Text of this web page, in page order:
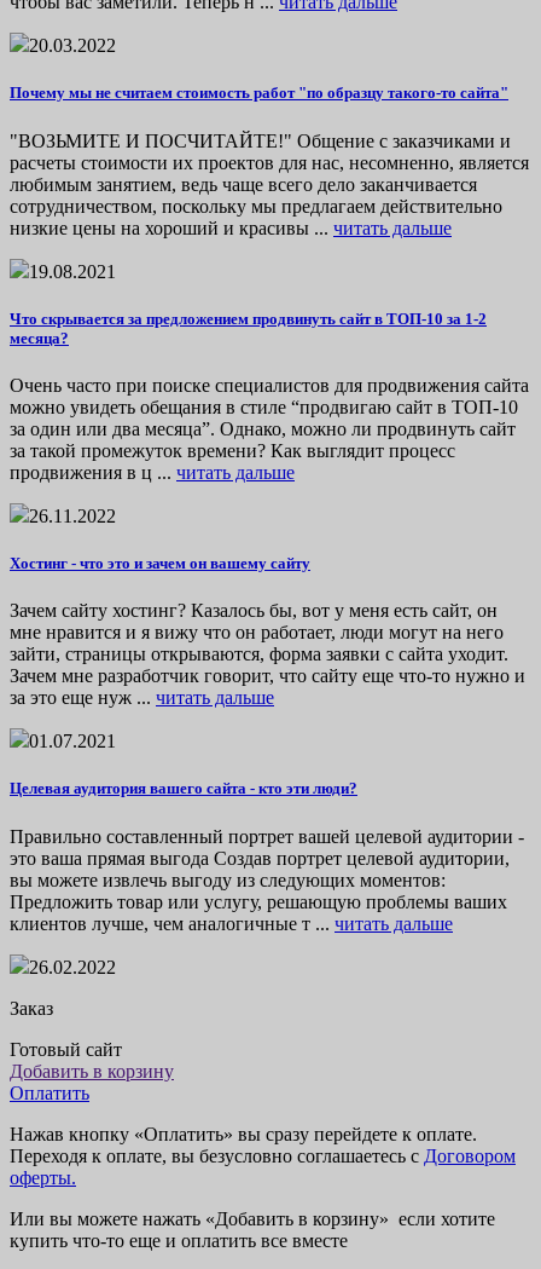
20.03.2022
Почему мы не считаем стоимость работ "по образцу такого-то сайта"
"ВОЗЬМИТЕ И ПОСЧИТАЙТЕ!" Общение с заказчиками и
расчеты стоимости их проектов для нас, несомненно, является
любимым занятием, ведь чаще всего дело заканчивается
сотрудничеством, поскольку мы предлагаем действительно
низкие цены на хороший и красивы ... читать дальше
19.08.2021
Что скрывается за предложением продвинуть сайт в ТОП-10 за 1-2
месяца?
Очень часто при поиске специалистов для продвижения сайта
можно увидеть обещания в стиле “продвигаю сайт в ТОП-10
за один или два месяца”. Однако, можно ли продвинуть сайт
за такой промежуток времени? Как выглядит процесс
продвижения в ц ... читать дальше
26.11.2022
Хостинг - что это и зачем он вашему сайту
Зачем сайту хостинг? Казалось бы, вот у меня есть сайт, он
мне нравится и я вижу что он работает, люди могут на него
зайти, страницы открываются, форма заявки с сайта уходит.
Зачем мне разработчик говорит, что сайту еще что-то нужно и
за это еще нуж ... читать дальше
01.07.2021
Целевая аудитория вашего сайта - кто эти люди?
Правильно составленный портрет вашей целевой аудитории -
это ваша прямая выгода Создав портрет целевой аудитории,
вы можете извлечь выгоду из следующих моментов:
Предложить товар или услугу, решающую проблемы ваших
клиентов лучше, чем аналогичные т ... читать дальше
26.02.2022
Заказ
Готовый сайт
Добавить в корзину
Оплатить
Нажав кнопку «Оплатить» вы сразу перейдете к оплате.
Переходя к оплате, вы безусловно соглашаетесь с Договором
оферты.
Или вы можете нажать «Добавить в корзину» если хотите
купить что-то еще и оплатить все вместе